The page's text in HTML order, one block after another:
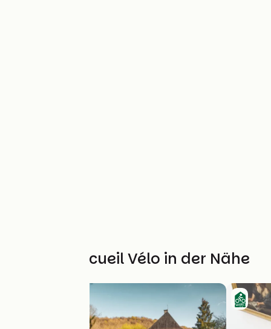
Weitere Accueil Vélo in der Nähe